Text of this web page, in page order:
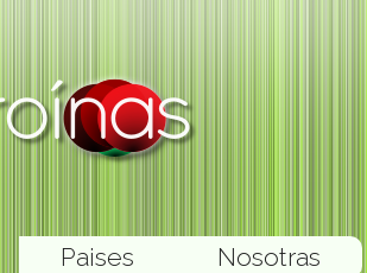
Nosotras
Paises